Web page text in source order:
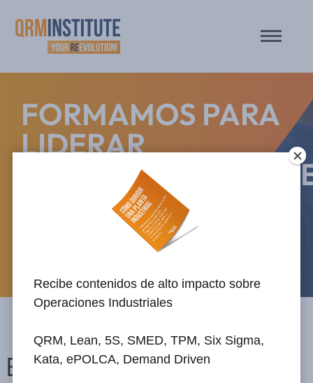
FORMAMOS PARA
LIDERAR
ÁGILES
EDVANCE,
Recibe contenidos de alto impacto sobre
Operaciones Industriales
QRM, Lean, 5S, SMED, TPM, Six Sigma,
Kata, ePOLCA, Demand Driven